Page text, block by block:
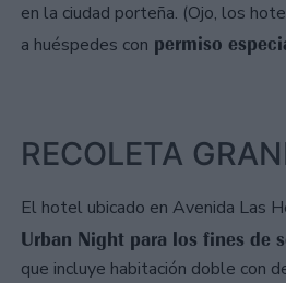
en la ciudad porteña. (Ojo, los
a huéspedes con permiso
RECOLETA
El hotel ubicado en Avenida Las
Urban Night para los fines de
que incluye habitación doble con